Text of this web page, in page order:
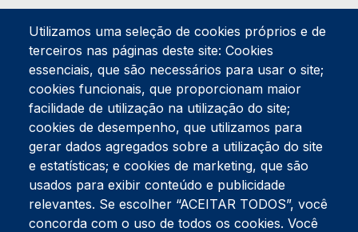
Tel:234 390 100Fax:234 390 100
Endereço Postal
Apartado 42
Rua Gil Eanes 31
3834-908 Gafanha da Nazaré
Estúdios
Utilizamos uma seleção de cookies próprios e de
terceiros nas páginas deste site: Cookies
essenciais, que são necessários para usar o site;
cookies funcionais, que proporcionam maior
facilidade de utilização na utilização do site;
cookies de desempenho, que utilizamos para
gerar dados agregados sobre a utilização do site
e estatísticas; e cookies de marketing, que são
usados para exibir conteúdo e publicidade
relevantes. Se escolher “ACEITAR TODOS”, você
concorda com o uso de todos os cookies. Você